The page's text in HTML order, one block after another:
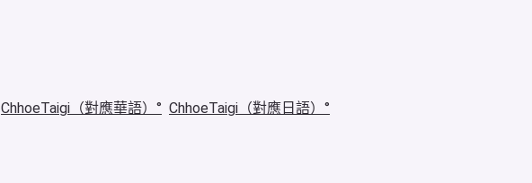
ChhoeTaigi（對應華語）
ChhoeTaigi（對應日語）